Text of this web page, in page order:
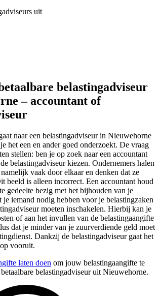
uit
belastingadviseur
– accountant of
naar een belastingadviseur in Nieuwehorne
het een en ander goed onderzoekt. De vraag
stellen: ben je op zoek naar een accountant
belastingadviseur kiezen. Ondernemers halen
vaak door elkaar en denken dat ze
beeld is alleen incorrect. Een accountant houd
gedeelte bezig met het bijhouden van je
iemand nodig hebben voor je belastingzaken
moeten inschakelen. Hierbij kan je
of aan het invullen van de belastingaangifte
dat je minder van je zuurverdiende geld moet
Dankzij de belastingadviseur gaat het
vooruit.
laten doen om jouw belastingaangifte te
belastingadviseur uit Nieuwehorne.